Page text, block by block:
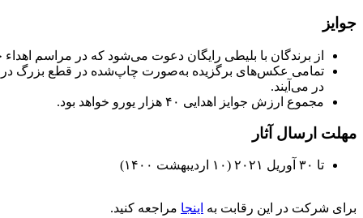
جوایز
از برندگان با بلیطی رایگان دعوت می‌شود که در مراسم
در می‌آیند.
مجموع ارزش جوایز اهدایی ۴۰ هزار یورو خواهد بود.
مهلت ارسال آثار
تا ۳۰ آوریل ۲۰۲۱ (۱۰ اردیبهشت ۱۴۰۰)
برای شرکت در این رقابت به اینجا مراجعه کنید.